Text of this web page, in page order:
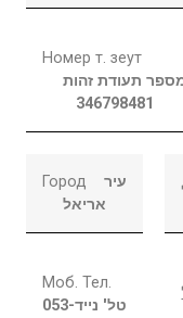
Номер т. зеут
תעודת זהות
346798481
Город
עיר
אריאל
Моб. Тел.
טל' נייד053-